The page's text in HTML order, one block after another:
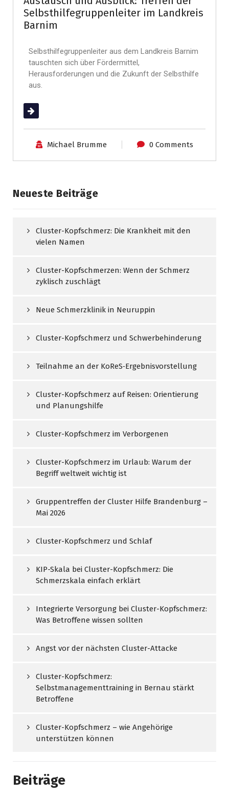
Selbsthilfegruppenleiter im Landkreis
Barnim
Selbsthilfegruppenleiter aus dem Landkreis Barnim
tauschten sich über Fördermittel,
Herausforderungen und die Zukunft der Selbsthilfe
aus.
(mehr …)
Michael Brumme 0 Comments
Neueste Beiträge
Cluster-Kopfschmerz: Die Krankheit mit den
vielen Namen
Cluster-Kopfschmerzen: Wenn der Schmerz
zyklisch zuschlägt
Neue Schmerzklinik in Neuruppin
Cluster-Kopfschmerz und Schwerbehinderung
Teilnahme an der KoReS‑Ergebnisvorstellung
Cluster-Kopfschmerz auf Reisen: Orientierung
und Planungshilfe
Cluster-Kopfschmerz im Verborgenen
Cluster-Kopfschmerz im Urlaub: Warum der
Begriff weltweit wichtig ist
Gruppentreffen der Cluster Hilfe Brandenburg –
Mai 2026
Cluster-Kopfschmerz und Schlaf
KIP-Skala bei Cluster-Kopfschmerz: Die
Schmerzskala einfach erklärt
Integrierte Versorgung bei Cluster-Kopfschmerz:
Was Betroffene wissen sollten
Angst vor der nächsten Cluster-Attacke
Cluster-Kopfschmerz:
Selbstmanagementtraining in Bernau stärkt
Betroffene
Cluster-Kopfschmerz – wie Angehörige
unterstützen können
Beiträge